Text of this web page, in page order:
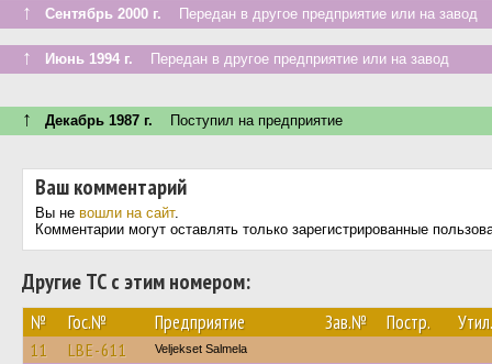
↑ Сентябрь 2000 г. Передан в другое предприятие или на завод
↑ Июнь 1994 г. Передан в другое предприятие или на завод
↑ Декабрь 1987 г. Поступил на предприятие
Ваш комментарий
Вы не вошли на сайт.
Комментарии могут оставлять только зарегистрированные
Другие ТС с этим номером:
№ Гос.№ Предприятие Зав.№ Постр. Утил.
11 LBE-611 Veljekset Salmela